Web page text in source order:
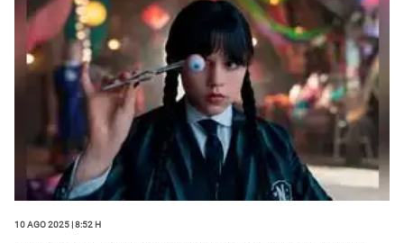
10 Ago 2025 | 8:52 h